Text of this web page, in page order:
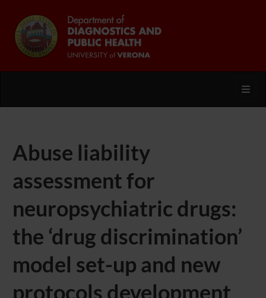
Abuse liability
assessment for
neuropsychiatric drugs:
the ‘drug discrimination’
model set-up and new
protocols development